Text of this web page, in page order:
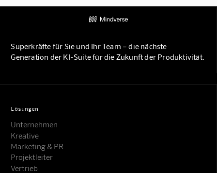
Superkräfte für Sie und Ihr Team – die nächste
Generation der KI-Suite für die Zukunft der Produktivität.
Lösungen
Unternehmen
Kreative
Marketing & PR
Projektleiter
Vertrieb